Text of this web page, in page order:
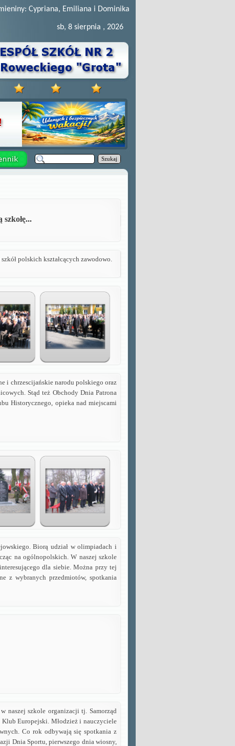
Cypriana, Emiliana i Dominika
Szukaj
sb, 8 sierpnia , 2026
polskich kształcących zawodowo.
i chrzescijańskie narodu polskiego oraz
Stąd też Obchody Dnia Patrona
Historycznego, opieka nad miejscami
Biorą udział w olimpiadach i
na ogólnopolskich. W naszej szkole
dla siebie. Można przy tej
z wybranych przedmiotów, spotkania
naszej szkole organizacji tj. Samorząd
Europejski. Młodzież i nauczyciele
Co rok odbywają się spotkania z
Dnia Sportu, pierwszego dnia wiosny,